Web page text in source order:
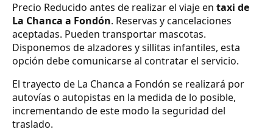
Precio Reducido antes de realizar el viaje en taxi de
La Chanca a Fondón. Reservas y cancelaciones
aceptadas. Pueden transportar mascotas.
Disponemos de alzadores y sillitas infantiles, esta
opción debe comunicarse al contratar el servicio.
El trayecto de La Chanca a Fondón se realizará por
autovías o autopistas en la medida de lo posible,
incrementando de este modo la seguridad del
traslado.